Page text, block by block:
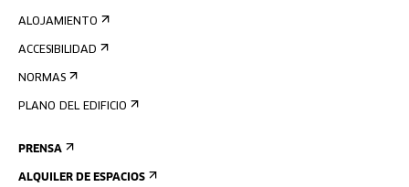
ALOJAMIENTO
ACCESIBILIDAD
NORMAS
PLANO DEL EDIFICIO
PRENSA
ALQUILER DE ESPACIOS